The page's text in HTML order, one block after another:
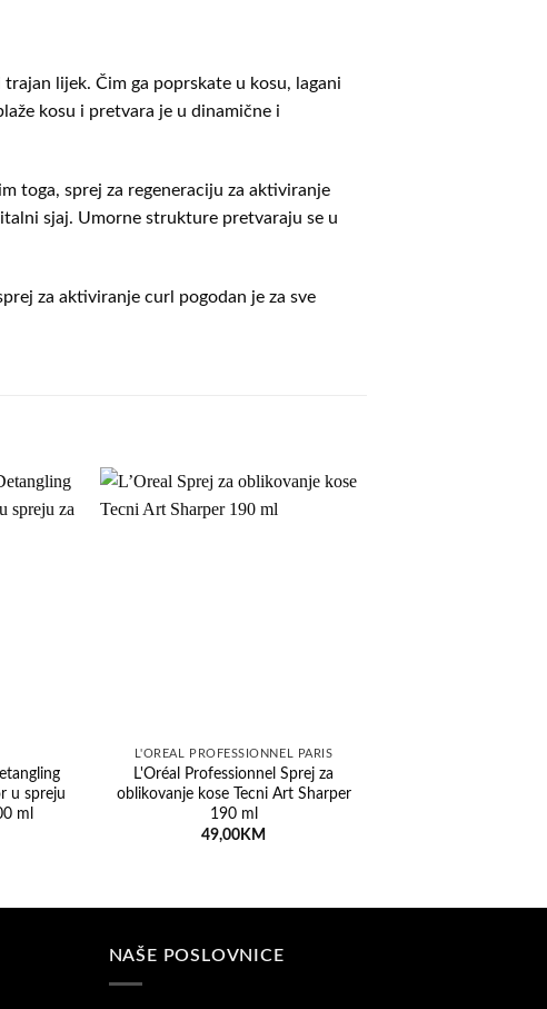
lijek. Čim ga poprskate u kosu, lagani
kosu i pretvara je u dinamične i
toga, sprej za regeneraciju za aktiviranje
sjaj. Umorne strukture pretvaraju se u
za aktiviranje curl pogodan je za sve
u spreju
ml
L'ORÉAL PROFESSIONNEL PARIS
L'Oréal Professionnel Sprej za
oblikovanje kose Tecni Art Sharper
190 ml
49,00 KM
NAŠE POSLOVNICE